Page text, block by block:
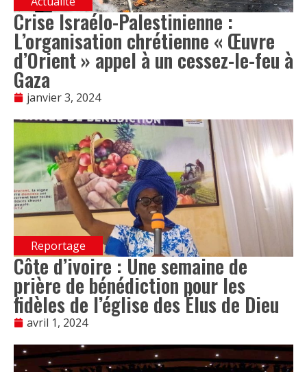
Crise Israélo-Palestinienne :
L’organisation chrétienne « Œuvre
d’Orient » appel à un cessez-le-feu à
Gaza
janvier 3, 2024
Reportage
Côte d’ivoire : Une semaine de
prière de bénédiction pour les
fidèles de l’église des Élus de Dieu
avril 1, 2024